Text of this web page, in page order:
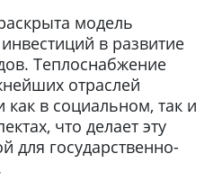
модель
в развитие
Теплоснабжение
отраслей
как в социальном, так и
что делает эту
для государственно-